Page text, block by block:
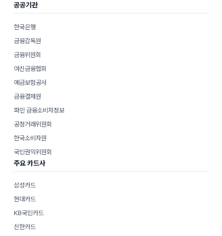
공공기관
한국은행
금융감독원
금융위원회
여신금융협회
예금보험공사
금융결제원
파인 금융소비자정보
공정거래위원회
한국소비자원
국민권익위원회
주요 카드사
삼성카드
현대카드
KB국민카드
신한카드